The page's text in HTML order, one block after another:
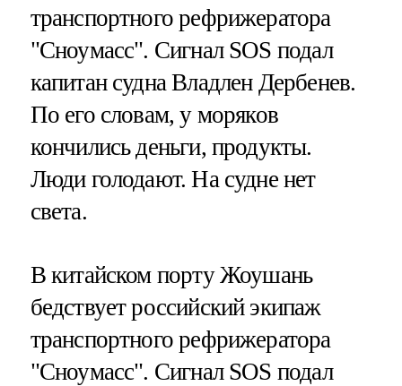
транспортного рефрижератора
"Сноумасс". Сигнал SOS подал
капитан судна Владлен Дербенев.
По его словам, у моряков
кончились деньги, продукты.
Люди голодают. На судне нет
света.
В китайском порту Жоушань
бедствует российский экипаж
транспортного рефрижератора
"Сноумасс". Сигнал SOS подал